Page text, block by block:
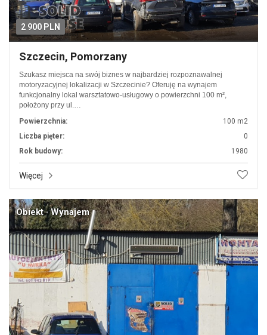
2 900 PLN
Szczecin, Pomorzany
Szukasz miejsca na swój biznes w najbardziej rozpoznawalnej
motoryzacyjnej lokalizacji w Szczecinie? Oferuję na wynajem
funkcjonalny lokal warsztatowo-usługowy o powierzchni 100 m²,
położony przy ul.…
Powierzchnia:
100 m2
Liczba pięter:
0
Rok budowy:
1980
Więcej
Obiekt · Wynajem